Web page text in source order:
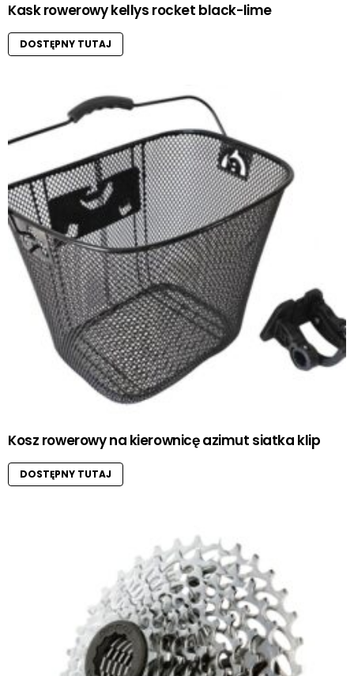
Kask rowerowy kellys rocket black-lime
DOSTĘPNY TUTAJ
Kosz rowerowy na kierownicę azimut siatka klip
DOSTĘPNY TUTAJ